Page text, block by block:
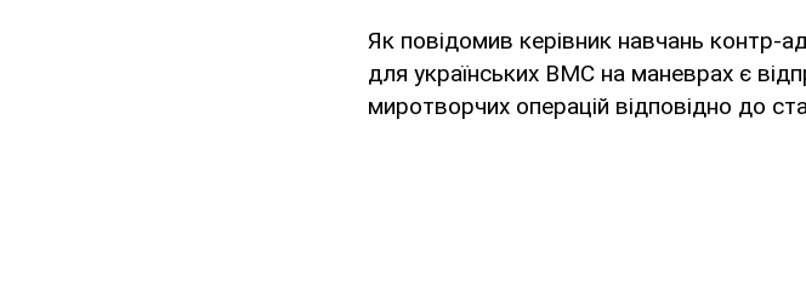
Як повідомив керівник навчань контр-
для українських ВМС на маневрах є
миротворчих операцій відповідно до